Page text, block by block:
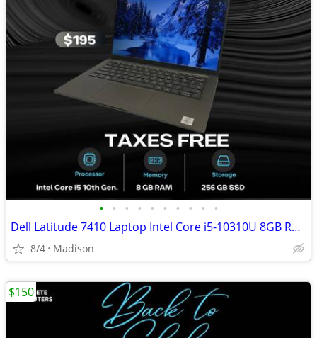
• • • • • • • • • •
Dell Latitude 7410 Laptop Intel Core i5-10310U 8GB RAM 256GB SSD Win11
8/4 Madison
$150